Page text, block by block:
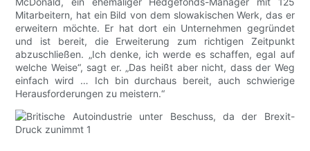
Mitarbeitern, hat ein Bild von dem slowakischen Werk, das er
erweitern möchte. Er hat dort ein Unternehmen gegründet
und ist bereit, die Erweiterung zum richtigen Zeitpunkt
abzuschließen. „Ich denke, ich werde es schaffen, egal auf
welche Weise“, sagt er. „Das heißt aber nicht, dass der Weg
einfach wird … Ich bin durchaus bereit, auch schwierige
Herausforderungen zu meistern.“